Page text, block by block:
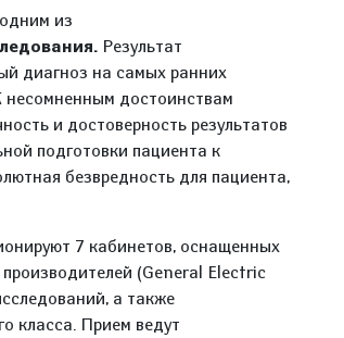
одним из
Результат
диагноз на самых ранних
несомненным достоинствам
и достоверность результатов
подготовки пациента к
безвредность для пациента,
7 кабинетов, оснащенных
(General Electric
а также
класса. Прием ведут